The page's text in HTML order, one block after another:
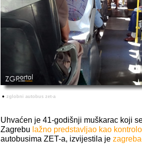
• zglobni autobus zet-a
Uhvaćen je 41-godišnji muškarac koji
Zagrebu lažno predstavljao kao
autobusima ZET-a, izvijestila je